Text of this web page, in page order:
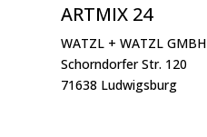
ARTMIX 24
WATZL + WATZL GMBH
Schorndorfer Str. 120
71638 Ludwigsburg